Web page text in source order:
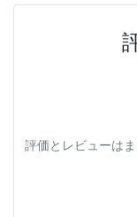
評価とレビューは